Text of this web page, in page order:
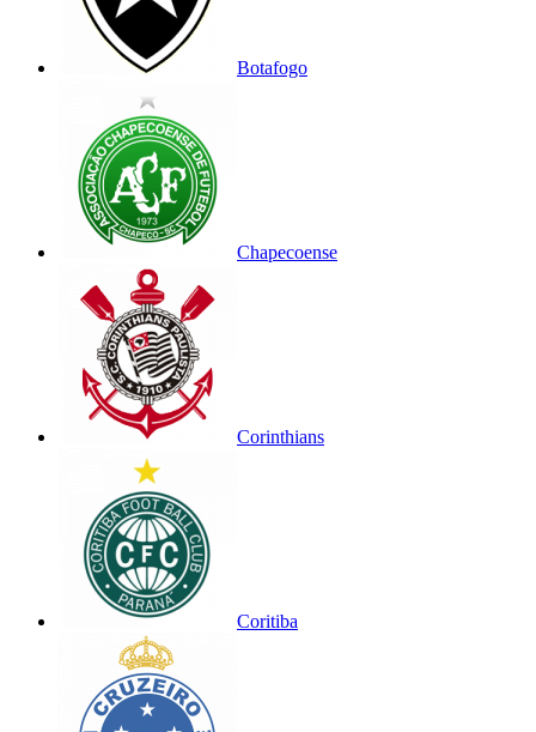
Botafogo
Chapecoense
Corinthians
Coritiba